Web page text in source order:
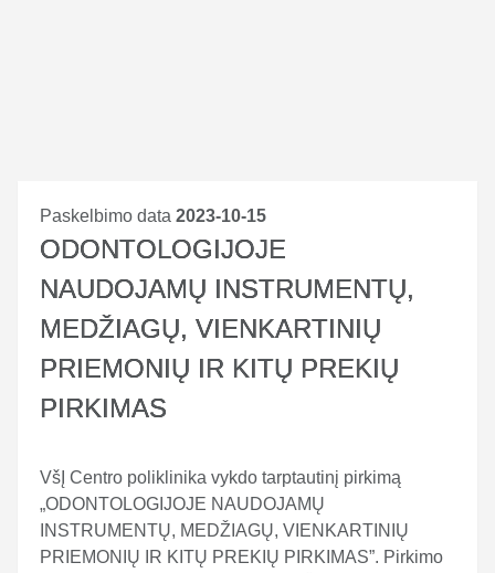
Paskelbimo data 2023-10-15
ODONTOLOGIJOJE
NAUDOJAMŲ INSTRUMENTŲ,
MEDŽIAGŲ, VIENKARTINIŲ
PRIEMONIŲ IR KITŲ PREKIŲ
PIRKIMAS
VšĮ Centro poliklinika vykdo tarptautinį pirkimą
„ODONTOLOGIJOJE NAUDOJAMŲ
INSTRUMENTŲ, MEDŽIAGŲ, VIENKARTINIŲ
PRIEMONIŲ IR KITŲ PREKIŲ PIRKIMAS”. Pirkimo